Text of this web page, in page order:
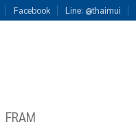
Facebook Line: @thaimui
FRAM